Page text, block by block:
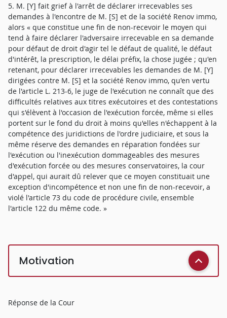
5. M. [Y] fait grief à l'arrêt de déclarer irrecevables ses
demandes à l'encontre de M. [S] et de la société Renov immo,
alors « que constitue une fin de non-recevoir le moyen qui
tend à faire déclarer l'adversaire irrecevable en sa demande
pour défaut de droit d'agir tel le défaut de qualité, le défaut
d'intérêt, la prescription, le délai préfix, la chose jugée ; qu'en
retenant, pour déclarer irrecevables les demandes de M. [Y]
dirigées contre M. [S] et la société Renov immo, qu'en vertu
de l'article L. 213-6, le juge de l'exécution ne connaît que des
difficultés relatives aux titres exécutoires et des contestations
qui s'élèvent à l'occasion de l'exécution forcée, même si elles
portent sur le fond du droit à moins qu'elles n'échappent à la
compétence des juridictions de l'ordre judiciaire, et sous la
même réserve des demandes en réparation fondées sur
l'exécution ou l'inexécution dommageables des mesures
d'exécution forcée ou des mesures conservatoires, la cour
d'appel, qui aurait dû relever que ce moyen constituait une
exception d'incompétence et non une fin de non-recevoir, a
violé l'article 73 du code de procédure civile, ensemble
l'article 122 du même code. »
Motivation
Réponse de la Cour